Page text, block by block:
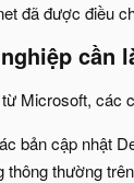
đã được điều
cần
Microsoft, các
bản cập nhật
thông thường